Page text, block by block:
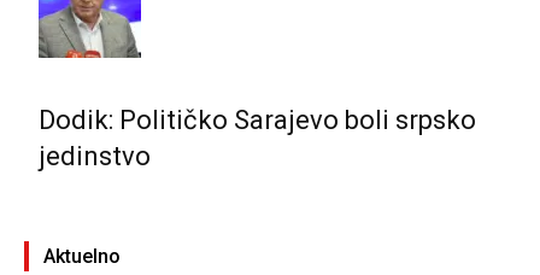
Dodik: Političko Sarajevo boli srpsko
jedinstvo
Aktuelno